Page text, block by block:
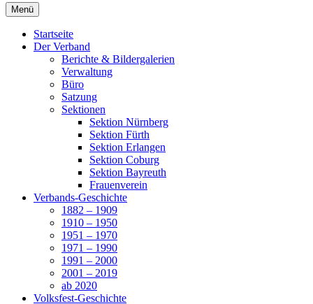
Menü
Startseite
Der Verband
Berichte & Bildergalerien
Verwaltung
Büro
Satzung
Sektionen
Sektion Nürnberg
Sektion Fürth
Sektion Erlangen
Sektion Coburg
Sektion Bayreuth
Frauenverein
Verbands-Geschichte
1882 – 1909
1910 – 1950
1951 – 1970
1971 – 1990
1991 – 2000
2001 – 2019
ab 2020
Volksfest-Geschichte